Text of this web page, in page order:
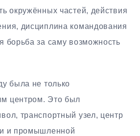
окружённых частей, действия
дисциплина командования
борьба за саму возможность
была не только
центром. Это был
транспортный узел, центр
и промышленной